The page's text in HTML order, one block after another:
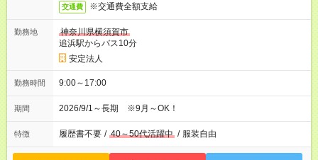
交通費 ※交通費全額支給
勤務地
神奈川県横須賀市
追浜駅からバス10分
安定法人
勤務時間 9:00～17:00
期間 2026/9/1～長期 ※9月～OK！
特徴 履歴書不要 / 40～50代活躍中 / 服装自由